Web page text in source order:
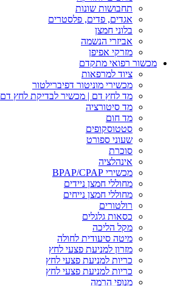
תחבושות שונות
אגדים, פדים, פלסטרים
בלוני חמצן
אביזרי הנשמה
מזרקי אפיפן
מכשור רפואי מתקדם
ציוד למרפאות
מכשירי מוניטור דפיברילטור
מד לחץ דם | מכשיר לבדיקת לחץ דם
מד סיטורציה
מד חום
סטטוסקופים
שעוני ספורט
סוכרת
אינהלציה
מכשירי BPAP/CPAP
מחוללי חמצן ניידים
מחוללי חמצן נייחים
רולטורים
כסאות גלגלים
מקל הליכה
מיטה סיעודית לחולה
מזרון למניעת פצעי לחץ
כריות למניעת פצעי לחץ
כריות למניעת פצעי לחץ
מנופי הרמה